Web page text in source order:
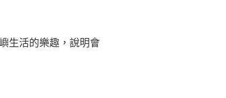
生活的樂趣，說明會